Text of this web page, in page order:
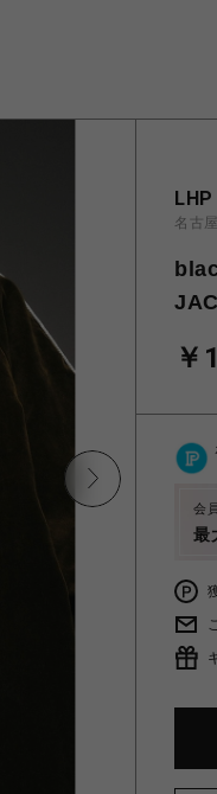
LHP
名古
￥
会
最